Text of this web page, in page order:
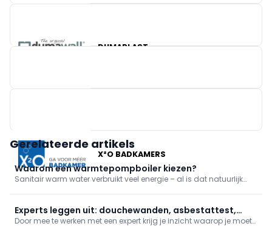
DUMAPLAST
X²O BADKAMERS
Gerelateerde artikels
Waarom een warmtepompboiler kiezen?
Sanitair warm water verbruikt veel energie – al is dat natuurlijk
besparende opties. We vertellen je meer over de werking, de voor-
of n
Experts leggen uit: douchewanden, asbestattest,
gevelisolatie en vochtbestrijding
Door mee te werken met een expert krijg je inzicht waarop je moet